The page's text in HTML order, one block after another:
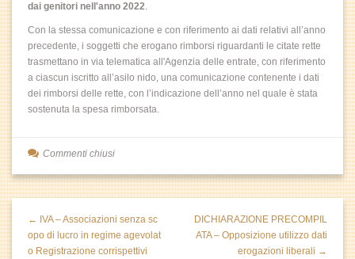
dai genitori nell'anno 2022.
Con la stessa comunicazione e con riferimento ai dati relativi all’anno
precedente, i soggetti che erogano rimborsi riguardanti le citate rette
trasmettano in via telematica all'Agenzia delle entrate, con riferimento
a ciascun iscritto all’asilo nido, una comunicazione contenente i dati
dei rimborsi delle rette, con l’indicazione dell’anno nel quale è stata
sostenuta la spesa rimborsata.
Commenti chiusi
← IVA – Associazioni senza sc
opo di lucro in regime agevolat
o Registrazione corrispettivi
DICHIARAZIONE PRECOMPIL
ATA – Opposizione utilizzo dati
erogazioni liberali →